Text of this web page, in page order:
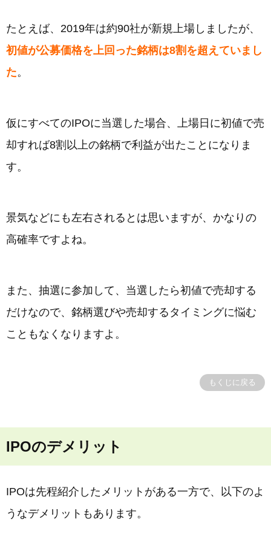
たとえば、2019年は約90社が新規上場しましたが、
初値が公募価格を上回った銘柄は8割を超えていまし
た。
仮にすべてのIPOに当選した場合、上場日に初値で売
却すれば8割以上の銘柄で利益が出たことになりま
す。
景気などにも左右されるとは思いますが、かなりの
高確率ですよね。
また、抽選に参加して、当選したら初値で売却する
だけなので、銘柄選びや売却するタイミングに悩む
こともなくなりますよ。
もくじに戻る
IPOのデメリット
IPOは先程紹介したメリットがある一方で、以下のよ
うなデメリットもあります。